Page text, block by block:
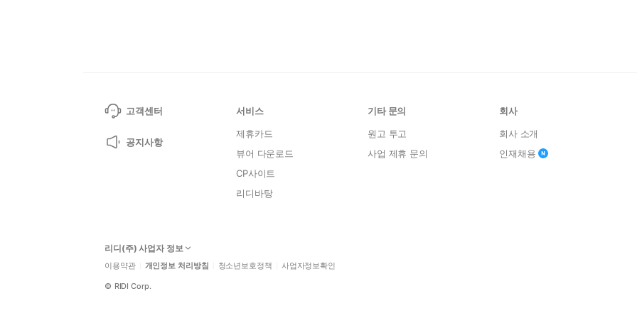
고객센터
공지사항
서비스
제휴카드
뷰어 다운로드
CP사이트
리디바탕
기타 문의
원고 투고
사업 제휴 문의
회사
회사 소개
인재채용
리디(주) 사업자 정보
이용약관 개인정보 처리방침 청소년보호정책 사업자정보확인
© RIDI Corp.